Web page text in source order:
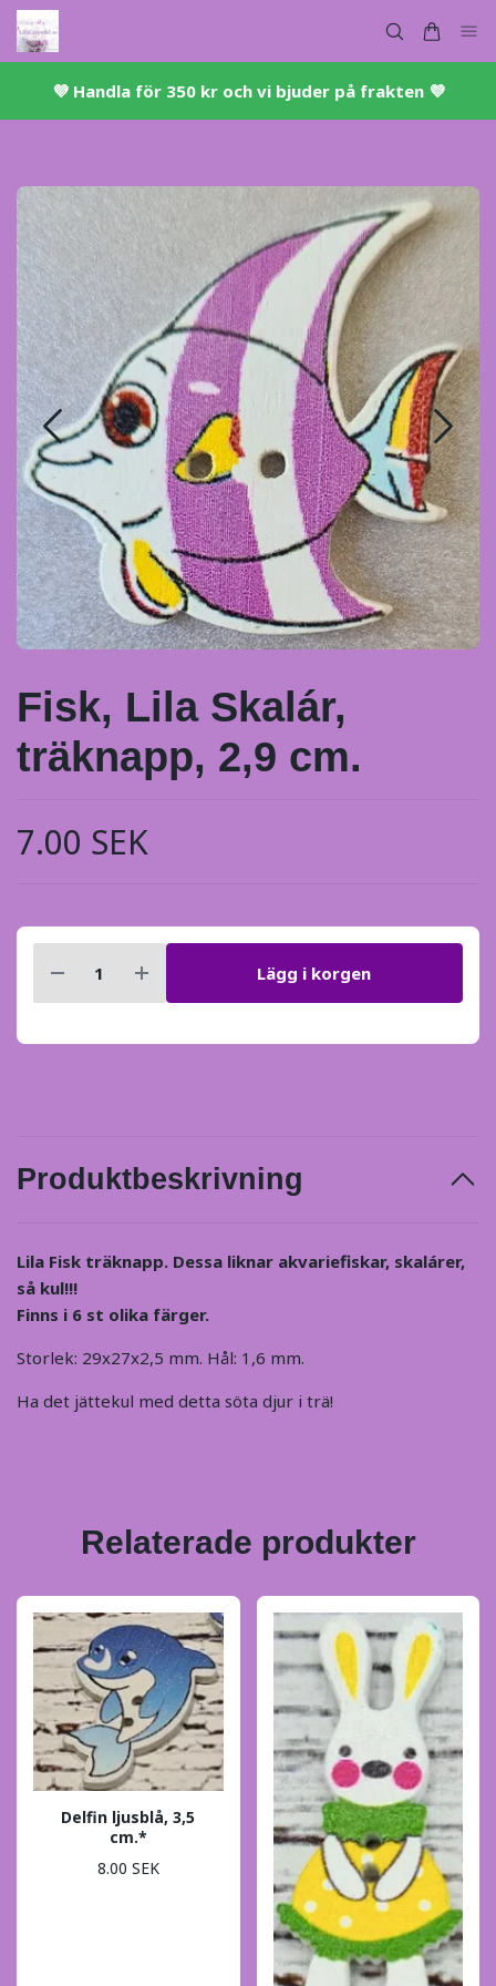
💜 ​Handla för 350 kr och vi bjuder på frakten 💜​
Fisk, Lila Skalár,
träknapp, 2,9 cm.
7.00 SEK
Lägg i korgen
Produktbeskrivning
Lila Fisk träknapp. Dessa liknar akvariefiskar, skalárer,
så kul!!!
Finns i 6 st olika färger.
Storlek: 29x27x2,5 mm. Hål: 1,6 mm.
Ha det jättekul med detta söta djur i trä!
Relaterade produkter
Delfin ljusblå, 3,5
cm.*
8.00 SEK